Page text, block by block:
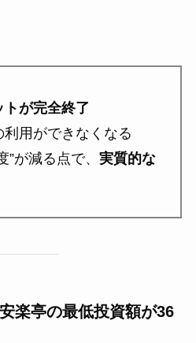
トが完全終了
用ができなくなる
が減る点で、 実質的な
楽亭の最低投資額が36